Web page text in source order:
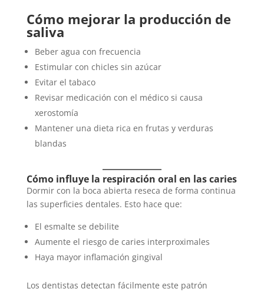
Cómo mejorar la producción de
saliva
Beber agua con frecuencia
Estimular con chicles sin azúcar
Evitar el tabaco
Revisar medicación con el médico si causa
xerostomía
Mantener una dieta rica en frutas y verduras
blandas
Cómo influye la respiración oral en las caries
Dormir con la boca abierta reseca de forma continua
las superficies dentales. Esto hace que:
El esmalte se debilite
Aumente el riesgo de caries interproximales
Haya mayor inflamación gingival
Los dentistas detectan fácilmente este patrón